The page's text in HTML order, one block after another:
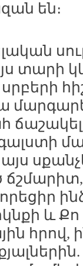
են։
տարի
սրբերի
և
հրով,